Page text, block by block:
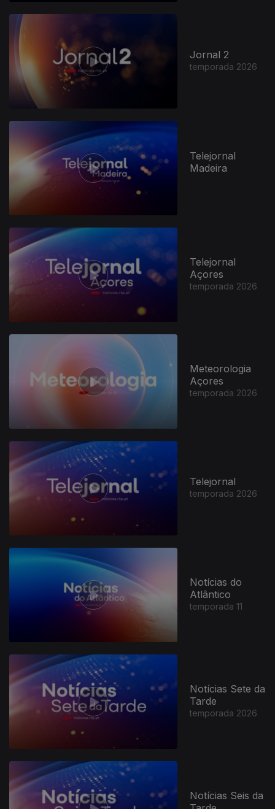
Jornal 2
temporada 2026
Telejornal
Madeira
Telejornal
Açores
temporada 2026
Meteorologia
Açores
temporada 2026
Telejornal
temporada 2026
Notícias do
Atlântico
temporada 11
947551
Notícias Sete da
Tarde
temporada 2026
Notícias Seis da